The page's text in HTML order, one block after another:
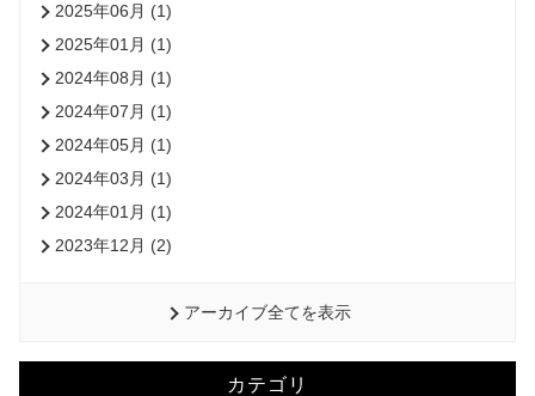
2025年06月 (1)
2025年01月 (1)
2024年08月 (1)
2024年07月 (1)
2024年05月 (1)
2024年03月 (1)
2024年01月 (1)
2023年12月 (2)
アーカイブ全てを表示
カテゴリ